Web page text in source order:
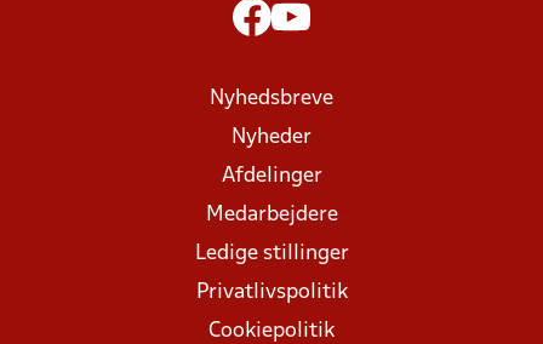
Nyhedsbreve
Nyheder
Afdelinger
Medarbejdere
Ledige stillinger
Privatlivspolitik
Cookiepolitik